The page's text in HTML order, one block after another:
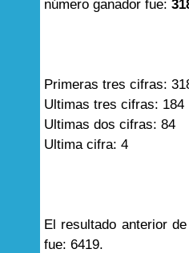
número ganador fue:
Primeras tres cifras:
Ultimas tres cifras: 184
Ultimas dos cifras: 84
Ultima cifra: 4
El resultado anterior
fue: 6419.